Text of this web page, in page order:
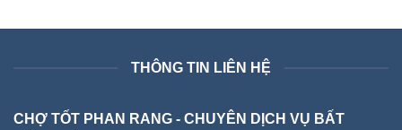
THÔNG TIN LIÊN HỆ
CHỢ TỐT PHAN RANG - CHUYÊN DỊCH VỤ BẤT